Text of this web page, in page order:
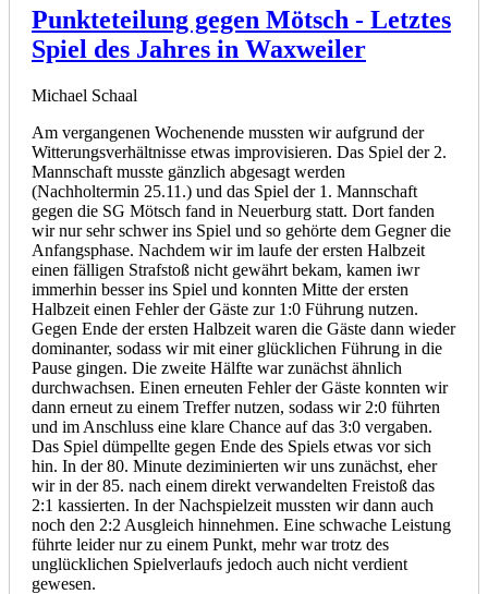
Punkteteilung gegen Mötsch - Letztes
Spiel des Jahres in Waxweiler
Michael Schaal
Am vergangenen Wochenende mussten wir aufgrund der
Witterungsverhältnisse etwas improvisieren. Das Spiel der 2.
Mannschaft musste gänzlich abgesagt werden
(Nachholtermin 25.11.) und das Spiel der 1. Mannschaft
gegen die SG Mötsch fand in Neuerburg statt. Dort fanden
wir nur sehr schwer ins Spiel und so gehörte dem Gegner die
Anfangsphase. Nachdem wir im laufe der ersten Halbzeit
einen fälligen Strafstoß nicht gewährt bekam, kamen iwr
immerhin besser ins Spiel und konnten Mitte der ersten
Halbzeit einen Fehler der Gäste zur 1:0 Führung nutzen.
Gegen Ende der ersten Halbzeit waren die Gäste dann wieder
dominanter, sodass wir mit einer glücklichen Führung in die
Pause gingen. Die zweite Hälfte war zunächst ähnlich
durchwachsen. Einen erneuten Fehler der Gäste konnten wir
dann erneut zu einem Treffer nutzen, sodass wir 2:0 führten
und im Anschluss eine klare Chance auf das 3:0 vergaben.
Das Spiel dümpellte gegen Ende des Spiels etwas vor sich
hin. In der 80. Minute deziminierten wir uns zunächst, eher
wir in der 85. nach einem direkt verwandelten Freistoß das
2:1 kassierten. In der Nachspielzeit mussten wir dann auch
noch den 2:2 Ausgleich hinnehmen. Eine schwache Leistung
führte leider nur zu einem Punkt, mehr war trotz des
unglücklichen Spielverlaufs jedoch auch nicht verdient
gewesen.